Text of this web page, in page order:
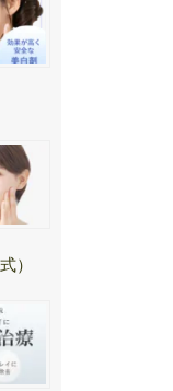
）